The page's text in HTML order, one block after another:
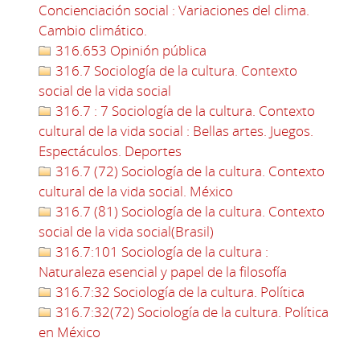
Concienciación social : Variaciones del clima.
Cambio climático.
316.653 Opinión pública
316.7 Sociología de la cultura. Contexto
social de la vida social
316.7 : 7 Sociología de la cultura. Contexto
cultural de la vida social : Bellas artes. Juegos.
Espectáculos. Deportes
316.7 (72) Sociología de la cultura. Contexto
cultural de la vida social. México
316.7 (81) Sociología de la cultura. Contexto
social de la vida social(Brasil)
316.7:101 Sociología de la cultura :
Naturaleza esencial y papel de la filosofía
316.7:32 Sociología de la cultura. Política
316.7:32(72) Sociología de la cultura. Política
en México